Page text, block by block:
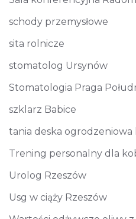
schody przemysłowe
sita rolnicze
stomatolog Ursynów
Stomatologia Praga
szklarz Babice
tania deska
Trening personalny dla
Urolog Rzeszów
Usg w ciąży Rzeszów